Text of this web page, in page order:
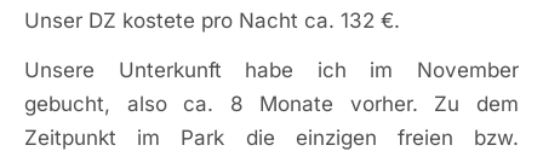
Unser DZ kostete pro Nacht ca. 132 €.
Unsere Unterkunft habe ich im November
gebucht, also ca. 8 Monate vorher. Zu dem
Zeitpunkt im Park die einzigen freien bzw.